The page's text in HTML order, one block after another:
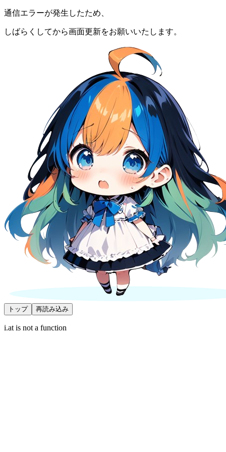
通信エラーが発生したため、
しばらくしてから画面更新をお願いいたします。
トップ 再読み込み
i.at is not a function